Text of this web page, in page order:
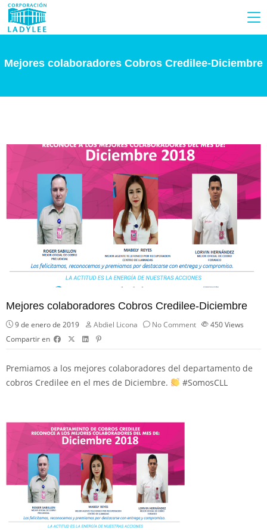
Mejores colaboradores Cobros Credilee-Diciembre
Mejores colaboradores Cobros Credilee-Diciembre
9 de enero de 2019 Abdiel Licona No Comment 450Views
Compartir en
Premiamos a los mejores colaboradores del departamento de
cobros Credilee en el mes de Diciembre.
#SomosCLL